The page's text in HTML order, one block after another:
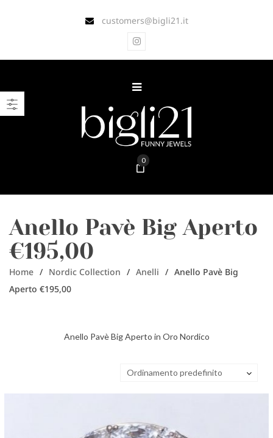
customers@bigli21.it
0
Anello Pavè Big Aperto
€195,00
Home / Nordic Collection / Anelli / Anello Pavè Big
Aperto €195,00
Anello Pavè Big Aperto in Oro Nordico
Ordinamento predefinito